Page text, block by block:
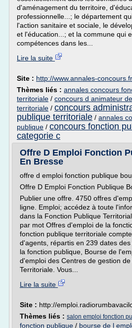
d'aménagement du territoire,
professionnelle...; le département
l'action sanitaire et sociale, le
et l'éducation...; et la commune qui
compétences dans les...
Lire la suite
Site : http://www.annales-concours.fr
Thèmes liés : annales concours
territoriale / concours d animateur
territoriale / concours
publique territoriale / annales
publique / concours fonction
categorie c
Offre D Emploi Fonction
En Bresse
offre d emploi fonction publique
Offre D Emploi Fonction Publique
Publier une offre. 4750 offres
ligne. Emploi; accédez à toute
dans la Fonction Publique
par mot Offres d'emploi de la
fonction publique territoriale
d'agents, répartis en 239 dates des
la fonction publique, Bourse de
d'emploi des Centres de gestion
Territoriale. Vous...
Lire la suite
Site : http://
Thèmes liés : salon emploi fonction
fonction publique / bourse de l